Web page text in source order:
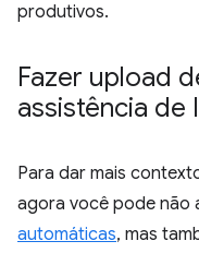
produtivos.
Fazer upload
assistência de
Para dar mais
agora você pode não
automáticas, mas